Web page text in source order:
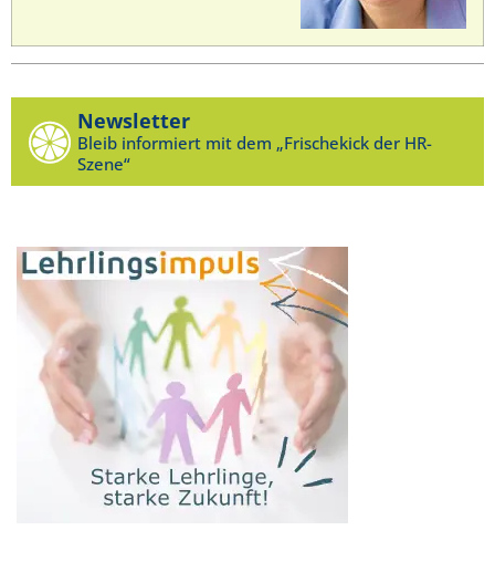
Newsletter
Bleib informiert mit dem „Frischekick der HR-
Szene“